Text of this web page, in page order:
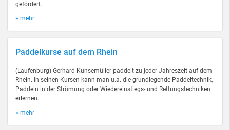
gefördert.
» mehr
Paddelkurse auf dem Rhein
(Laufenburg) Gerhard Kunsemüller paddelt zu jeder Jahreszeit auf dem
Rhein. In seinen Kursen kann man u.a. die grundlegende Paddeltechnik,
Paddeln in der Strömung oder Wiedereinstiegs- und Rettungstechniken
erlernen.
» mehr